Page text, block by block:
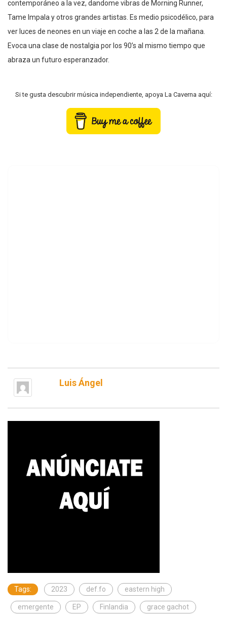
contemporáneo a la vez, dandome vibras de Morning Runner,
Tame Impala y otros grandes artistas. Es medio psicodélico, para
ver luces de neones en un viaje en coche a las 2 de la mañana.
Evoca una clase de nostalgia por los 90’s al mismo tiempo que
abraza un futuro esperanzador.
Si te gusta descubrir música independiente, apoya La Caverna aquí:
Luis Ángel
Tags: 2023 def.fo eastern high
emergente EP Finlandia grace gachot